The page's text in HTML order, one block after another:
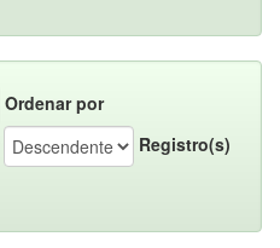
Ordenar por
Registro(s)